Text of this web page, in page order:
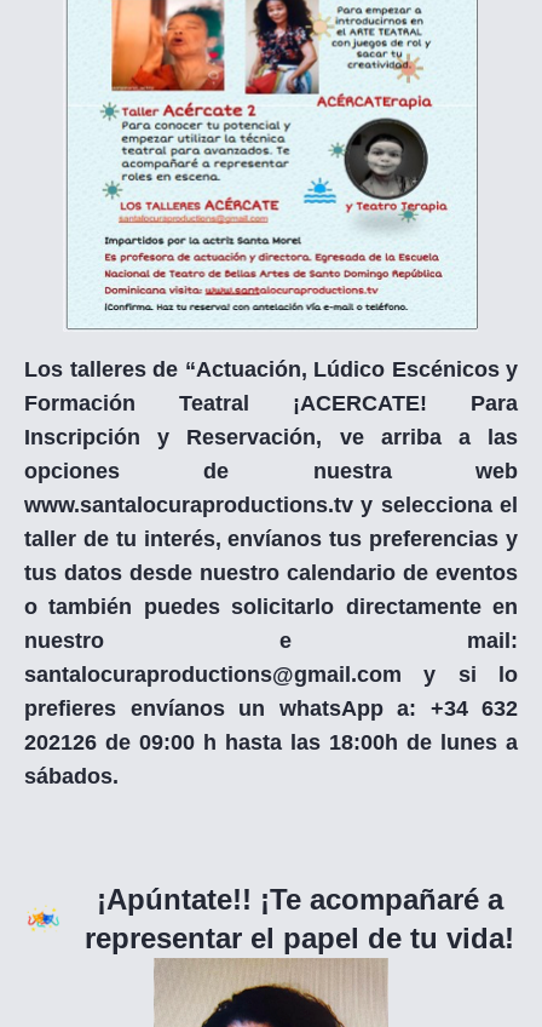
Los talleres de “Actuación, Lúdico Escénicos y
Formación Teatral ¡ACERCATE! Para
Inscripción y Reservación, ve arriba a las
opciones de nuestra web
www.santalocuraproductions.tv y selecciona el
taller de tu interés, envíanos tus preferencias y
tus datos desde nuestro calendario de eventos
o también puedes solicitarlo directamente en
nuestro e mail:
santalocuraproductions@gmail.com y si lo
prefieres envíanos un whatsApp a: +34 632
202126 de 09:00 h hasta las 18:00h de lunes a
sábados.
¡Apúntate!! ¡Te acompañaré a
representar el papel de tu vida!